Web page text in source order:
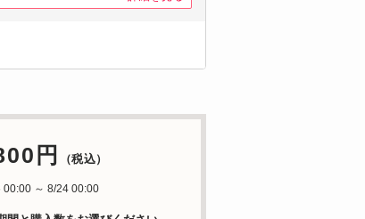
円 （税込）
00:00 ～ 8/24 00:00